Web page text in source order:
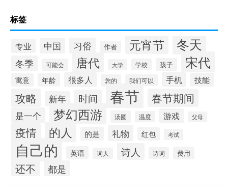
标签
专业 中国 习俗 作者 元宵节 冬天
冬季 可能会 唐代 大学 学校 孩子 宋代
寓意 年龄 很多人 您的 我们可以 手机 技能
攻略 新年 时间 春节 春节期间
是一个 梦幻西游 汤圆 温度 游戏 父母
疫情 的人 的是 礼物 红包 考试
自己的 英语 词人 诗人 诗词 费用
还不 都是